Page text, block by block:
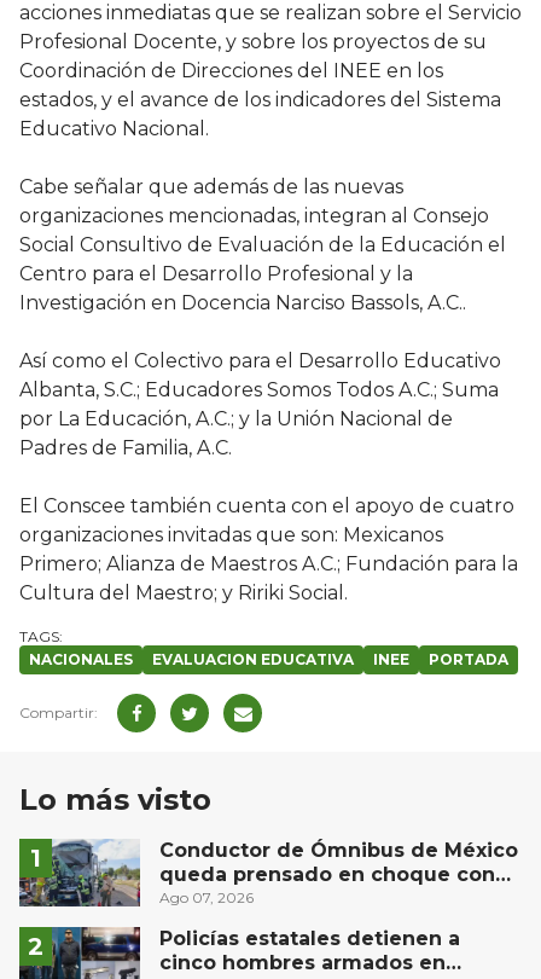
acciones inmediatas que se realizan sobre el Servicio
Profesional Docente, y sobre los proyectos de su
Coordinación de Direcciones del INEE en los
estados, y el avance de los indicadores del Sistema
Educativo Nacional.
Cabe señalar que además de las nuevas
organizaciones mencionadas, integran al Consejo
Social Consultivo de Evaluación de la Educación el
Centro para el Desarrollo Profesional y la
Investigación en Docencia Narciso Bassols, A.C..
Así como el Colectivo para el Desarrollo Educativo
Albanta, S.C.; Educadores Somos Todos A.C.; Suma
por La Educación, A.C.; y la Unión Nacional de
Padres de Familia, A.C.
El Conscee también cuenta con el apoyo de cuatro
organizaciones invitadas que son: Mexicanos
Primero; Alianza de Maestros A.C.; Fundación para la
Cultura del Maestro; y Ririki Social.
NACIONALES EVALUACION EDUCATIVA INEE PORTADA
Lo más visto
Conductor de Ómnibus de México
queda prensado en choque con
materialista en San Juan del Río
Ago 07, 2026
Policías estatales detienen a
cinco hombres armados en